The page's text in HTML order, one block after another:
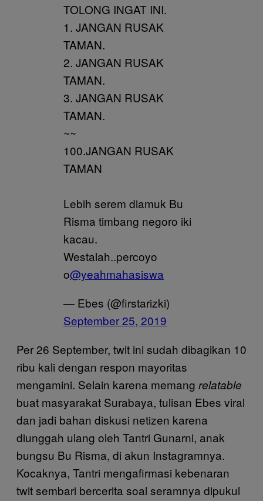
TOLONG INGAT INI.
1. JANGAN RUSAK
TAMAN.
2. JANGAN RUSAK
TAMAN.
3. JANGAN RUSAK
TAMAN.
~~
100.JANGAN RUSAK
TAMAN
Lebih serem diamuk Bu
Risma timbang negoro iki
kacau.
Westalah..percoyo
o@yeahmahasiswa
— Ebes (@firstarizki)
September 25, 2019
Per 26 September, twit ini sudah dibagikan 10
ribu kali dengan respon mayoritas
mengamini. Selain karena memang relatable
buat masyarakat Surabaya, tulisan Ebes viral
dan jadi bahan diskusi netizen karena
diunggah ulang oleh Tantri Gunarni, anak
bungsu Bu Risma, di akun Instagramnya.
Kocaknya, Tantri mengafirmasi kebenaran
twit sembari bercerita soal seramnya dipukul